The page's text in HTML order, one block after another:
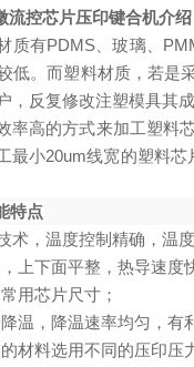
流控芯片压印键合机介绍
质有PDMS、玻璃、
低。而塑料材质，若是
，反复修改注塑模具其
率高的方式来加工塑料
最小20um线宽的塑料
特点
术，温度控制精确，温
上下面平整，热导速度
用芯片尺寸；
温，降温速率均匀，
材料选用不同的压印压